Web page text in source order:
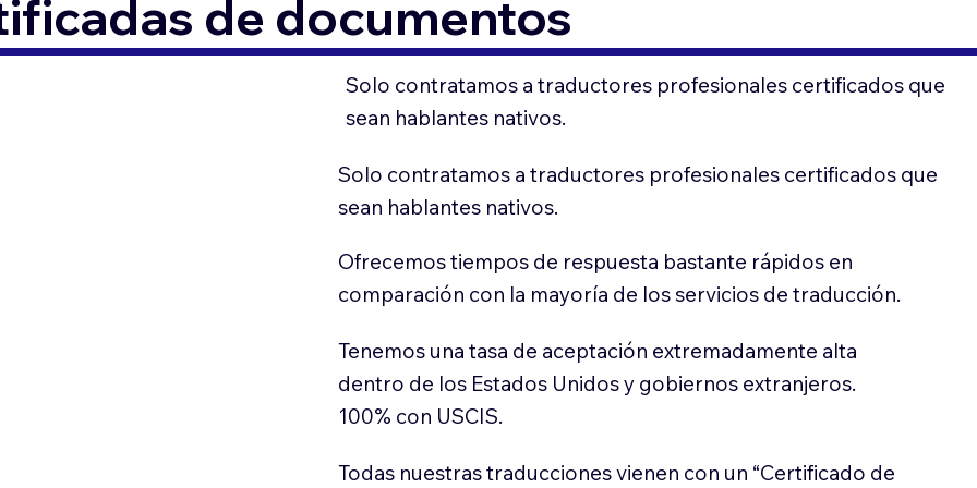
de documentos
Solo contratamos a traductores profesionales certificados que
sean hablantes nativos.
Solo contratamos a traductores profesionales certificados que
sean hablantes nativos.
Ofrecemos tiempos de respuesta bastante rápidos en
comparación con la mayoría de los servicios de traducción.
Tenemos una tasa de aceptación extremadamente alta
dentro de los Estados Unidos y gobiernos extranjeros.
100% con USCIS.
Todas nuestras traducciones vienen con un “Certificado de